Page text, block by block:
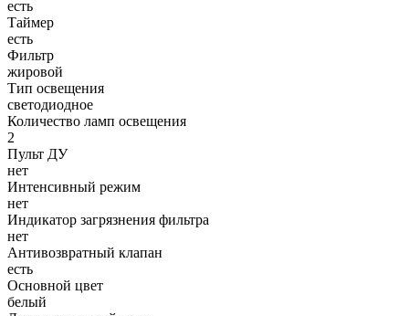
есть
Таймер
есть
Фильтр
жировой
Тип освещения
светодиодное
Количество ламп освещения
2
Пульт ДУ
нет
Интенсивный режим
нет
Индикатор загрязнения фильтра
нет
Антивозвратный клапан
есть
Основной цвет
белый